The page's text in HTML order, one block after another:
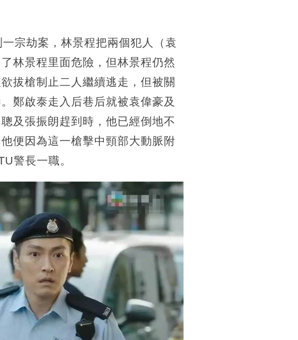
宗劫案，林景程把兩個犯人（袁
林景程里面危險，但林景程仍然
拔槍制止二人繼續逃走，但被關
鄭啟泰走入后巷后就被袁偉豪及
及張振朗趕到時，他已經倒地不
便因為這一槍擊中頸部大動脈附
警長一職。